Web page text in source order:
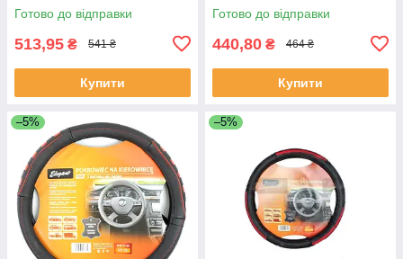
Готово до відправки
513,95 ₴ 541 ₴
Купити
Готово до відправки
440,80 ₴ 464 ₴
Купити
–5% –5%